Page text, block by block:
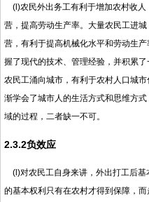
(l)农民外出务工有利于增加农村收人
营，提高劳动生产率。大量农民工进
营，有利于提高机械化水平和劳动生
握了现代的技术、管理经验，并积累
农民工涌向城市，有利于农村人口城
渐学会了城市人的生活方式和思维方
域的过程，二者缺一不可。
2.3.2负效应
(l)对农民工自身来讲，外出打工后基
的基本权利只有在农村才得到保障，